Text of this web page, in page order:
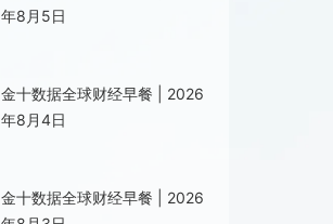
年8月5日
金十数据全球财经早餐 | 2026
年8月4日
金十数据全球财经早餐 | 2026